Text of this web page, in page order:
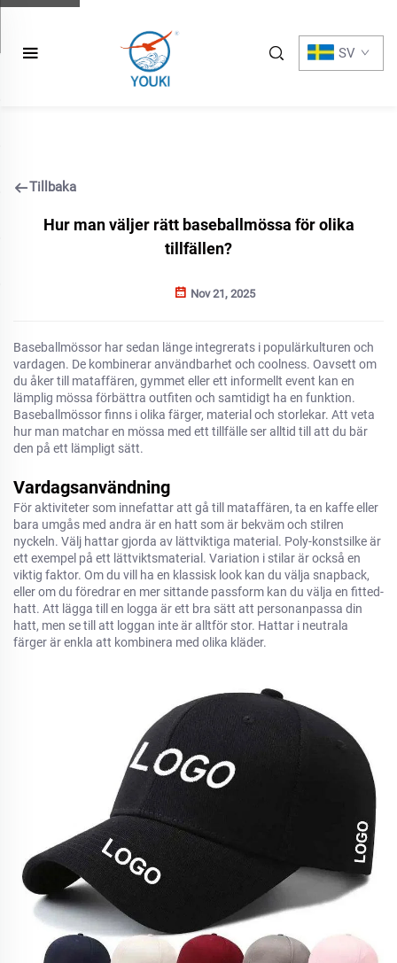
SV
Tillbaka
Hur man väljer rätt baseballmössa för olika
tillfällen?
Nov 21, 2025
Baseballmössor har sedan länge integrerats i populärkulturen och
vardagen. De kombinerar användbarhet och coolness. Oavsett om
du åker till mataffären, gymmet eller ett informellt event kan en
lämplig mössa förbättra outfiten och samtidigt ha en funktion.
Baseballmössor finns i olika färger, material och storlekar. Att veta
hur man matchar en mössa med ett tillfälle ser alltid till att du bär
den på ett lämpligt sätt.
Vardagsanvändning
För aktiviteter som innefattar att gå till mataffären, ta en kaffe eller
bara umgås med andra är en hatt som är bekväm och stilren
nyckeln. Välj hattar gjorda av lättviktiga material. Poly-konstsilke är
ett exempel på ett lättviktsmaterial. Variation i stilar är också en
viktig faktor. Om du vill ha en klassisk look kan du välja snapback,
eller om du föredrar en mer sittande passform kan du välja en fitted-
hatt. Att lägga till en logga är ett bra sätt att personanpassa din
hatt, men se till att loggan inte är alltför stor. Hattar i neutrala
färger är enkla att kombinera med olika kläder.